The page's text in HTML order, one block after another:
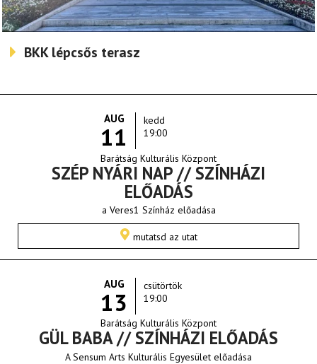
BKK lépcsős terasz
AUG
11
kedd
19:00
Barátság Kulturális Központ
SZÉP NYÁRI NAP // SZÍNHÁZI
ELŐADÁS
a Veres1 Színház előadása
mutatsd az utat
AUG
13
csütörtök
19:00
Barátság Kulturális Központ
GÜL BABA // SZÍNHÁZI ELŐADÁS
A Sensum Arts Kulturális Egyesület előadása